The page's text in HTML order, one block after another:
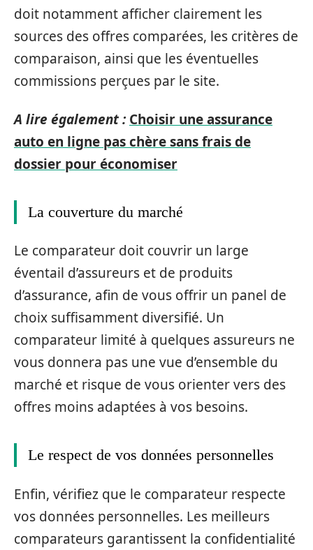
doit notamment afficher clairement les
sources des offres comparées, les critères de
comparaison, ainsi que les éventuelles
commissions perçues par le site.
A lire également : Choisir une assurance
auto en ligne pas chère sans frais de
dossier pour économiser
La couverture du marché
Le comparateur doit couvrir un large
éventail d’assureurs et de produits
d’assurance, afin de vous offrir un panel de
choix suffisamment diversifié. Un
comparateur limité à quelques assureurs ne
vous donnera pas une vue d’ensemble du
marché et risque de vous orienter vers des
offres moins adaptées à vos besoins.
Le respect de vos données personnelles
Enfin, vérifiez que le comparateur respecte
vos données personnelles. Les meilleurs
comparateurs garantissent la confidentialité